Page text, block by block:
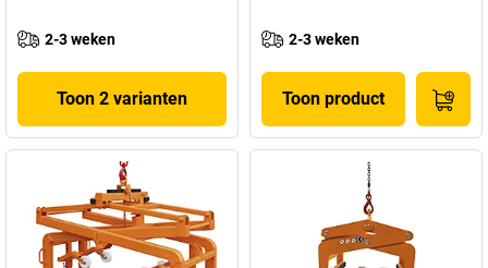
2-3 weken
Toon 2 varianten
2-3 weken
Toon product